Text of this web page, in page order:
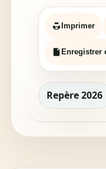
Imprimer
Enregistrer
Repère 2026